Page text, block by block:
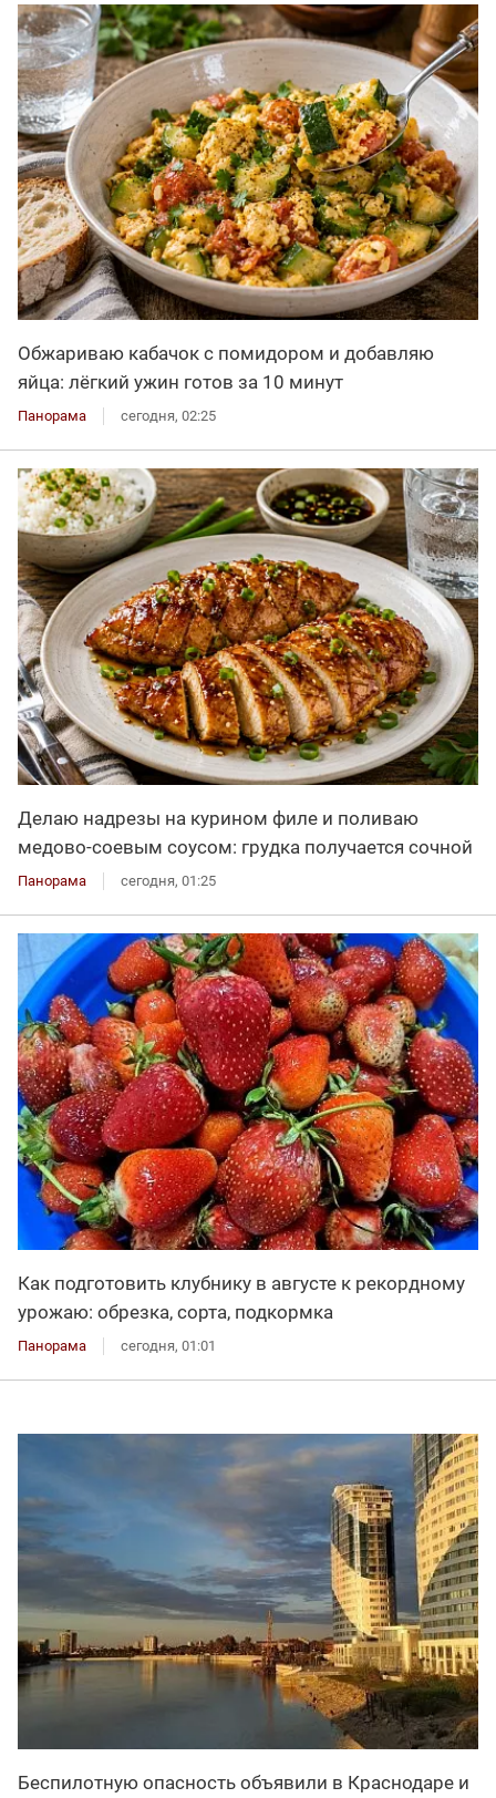
Обжариваю кабачок с помидором и добавляю
яйца: лёгкий ужин готов за 10 минут
Панорама сегодня, 02:25
Делаю надрезы на курином филе и поливаю
медово-соевым соусом: грудка получается сочной
Панорама сегодня, 01:25
Как подготовить клубнику в августе к рекордному
урожаю: обрезка, сорта, подкормка
Панорама сегодня, 01:01
Беспилотную опасность объявили в Краснодаре и